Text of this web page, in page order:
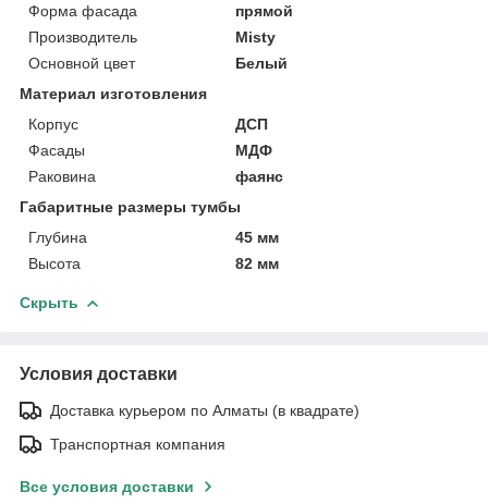
Форма фасада
прямой
Производитель
Misty
Основной цвет
Белый
Материал изготовления
Корпус
ДСП
Фасады
МДФ
Раковина
фаянс
Габаритные размеры тумбы
Глубина
45 мм
Высота
82 мм
Скрыть
Условия доставки
Доставка курьером по Алматы (в квадрате)
Транспортная компания
Все условия доставки